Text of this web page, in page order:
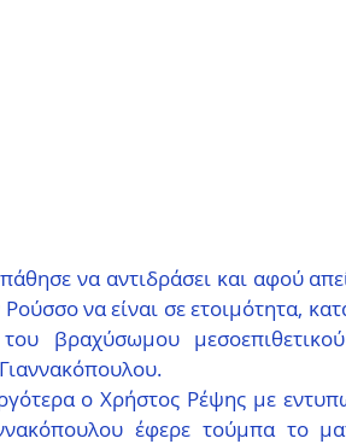
να αντιδράσει και αφού
να είναι σε ετοιμότητα,
βραχύσωμου
ο Χρήστος Ρέψης με
έφερε τούμπα το